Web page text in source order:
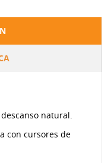
natural.
con cursores de